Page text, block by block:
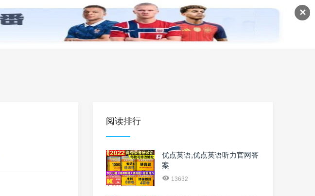
✕
初中英语 高中英语 英语课程 英语资料
阅读排行
优点英语,优点英语听力官网答
案
13632